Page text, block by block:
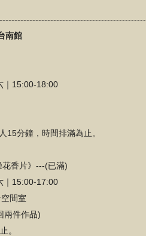
南館
｜15:00-18:00
15分鐘，時間排滿為止。
花香片》---(已滿)
｜15:00-17:00
間室
兩件作品)
。